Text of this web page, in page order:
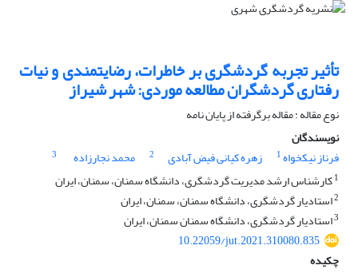
تأثیر تجربه گردشگری بر خاطرات، رضایتمندی و نیات
رفتاری گردشگران مطالعه موردی: شهر شیراز
نوع مقاله : مقاله برگرفته از پایان نامه
نویسندگان
فرناز نیکخواه1 زهره کیانی فیض آبادی 2 محمد نجارزاده
3
1کارشناس ارشد مدیریت گردشگری، دانشگاه سمنان، سمنان، ایران
2استادیار گردشگری، دانشگاه سمنان، سمنان، ایران
3استادیار گردشگری، دانشگاه سمنان سمنان، ایران
10.22059/jut.2021.310080.835
چکیده